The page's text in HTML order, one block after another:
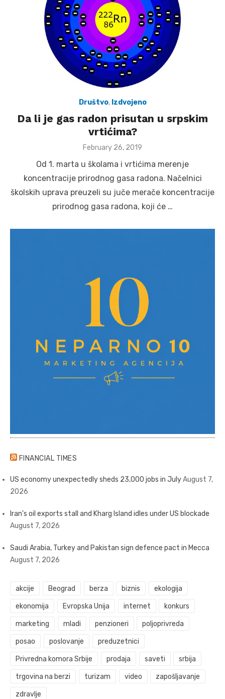
Društvo, Izdvojeno
Da li je gas radon prisutan u srpskim
vrtićima?
Posted
February 26, 2019
Od 1. marta u školama i vrtićima merenje
koncentracije prirodnog gasa radona. Načelnici
školskih uprava preuzeli su juče merače koncentracije
prirodnog gasa radona, koji će …
FINANCIAL TIMES
US economy unexpectedly sheds 23,000 jobs in JulyAugust 7,
2026
Iran’s oil exports stall and Kharg Island idles under US blockade
August 7, 2026
Saudi Arabia, Turkey and Pakistan sign defence pact in Mecca
August 7, 2026
akcije Beograd berza biznis ekologija
ekonomija Evropska Unija internet konkurs
marketing mladi penzioneri poljoprivreda
posao poslovanje preduzetnici
Privredna komora Srbije prodaja saveti srbija
trgovina na berzi turizam video zapošljavanje
zdravlje